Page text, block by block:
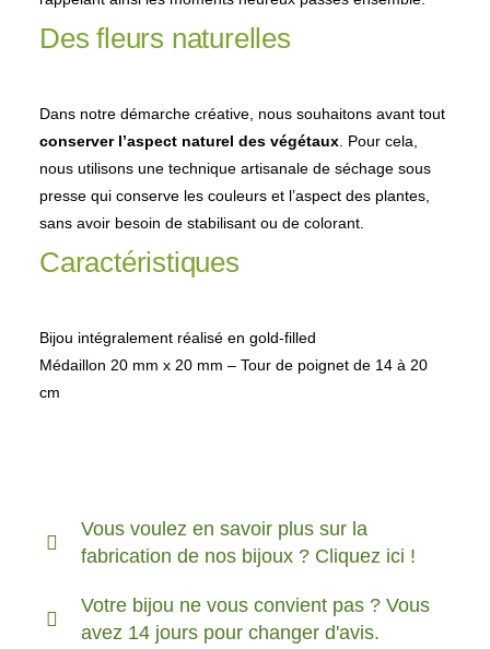
Des fleurs naturelles
Dans notre démarche créative, nous souhaitons avant tout
conserver l’aspect naturel des végétaux . Pour cela,
nous utilisons une technique artisanale de séchage sous
presse qui conserve les couleurs et l’aspect des plantes,
sans avoir besoin de stabilisant ou de colorant.
Caractéristiques
Bijou intégralement réalisé en gold-filled
Médaillon 20 mm x 20 mm – Tour de poignet de 14 à 20
cm
Vous voulez en savoir plus sur la
fabrication de nos bijoux ? Cliquez ici !
Votre bijou ne vous convient pas ? Vous
avez 14 jours pour changer d'avis.